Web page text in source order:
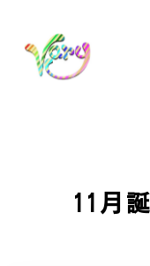
11月